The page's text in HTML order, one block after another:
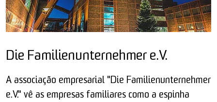
Die Familienunternehmer e.V.
A associação empresarial "Die Familienunternehmer
e.V." vê as empresas familiares como a espinha